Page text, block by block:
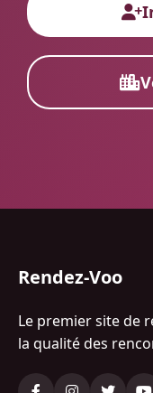
Rendez-Voo
Le premier site de
la qualité des